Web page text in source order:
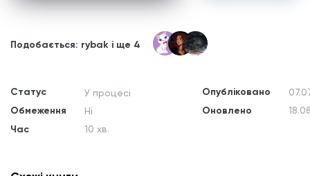
Подобається: rybak і ще 4
Статус
Обмеження
Час
У процесі
Ні
10 хв.
Опубліковано
Оновлено